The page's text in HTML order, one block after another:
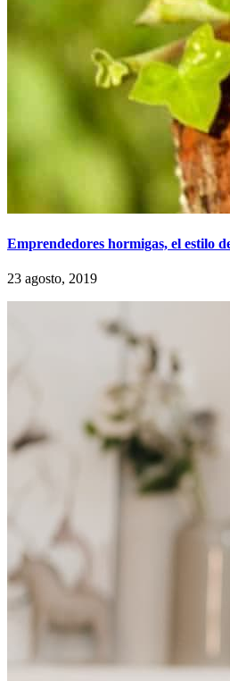
Emprendedores hormigas, el estilo
23 agosto, 2019